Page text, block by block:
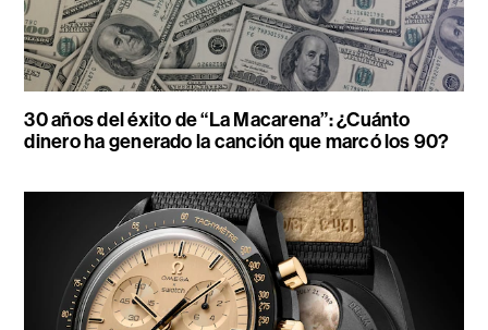
30 años del éxito de “La Macarena”: ¿Cuánto
dinero ha generado la canción que marcó los 90?